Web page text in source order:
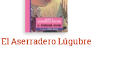
El Aserradero Lúgubre